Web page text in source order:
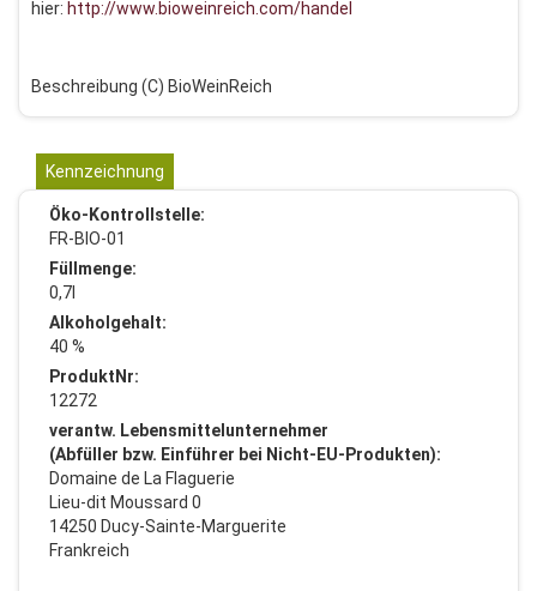
hier: http://www.bioweinreich.com/handel
Beschreibung (C) BioWeinReich
Kennzeichnung
Öko-Kontrollstelle:
FR-BIO-01
Füllmenge:
0,7l
Alkoholgehalt:
40 %
ProduktNr:
12272
verantw. Lebensmittelunternehmer
(Abfüller bzw. Einführer bei Nicht-EU-Produkten):
Domaine de La Flaguerie
Lieu-dit Moussard 0
14250 Ducy-Sainte-Marguerite
Frankreich